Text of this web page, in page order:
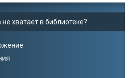
хватает в библиотеке?